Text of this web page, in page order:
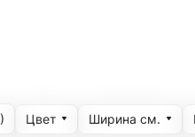
) Цвет Ширина cм.